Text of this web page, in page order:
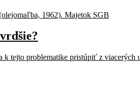
k tejto problematike pristúpiť z